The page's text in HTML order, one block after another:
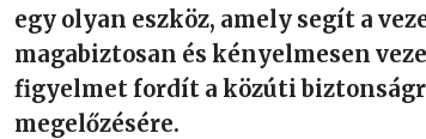
egy olyan eszköz, amely segít a
magabiztosan és kényelmesen
figyelmet fordít a közúti
megelőzésére.